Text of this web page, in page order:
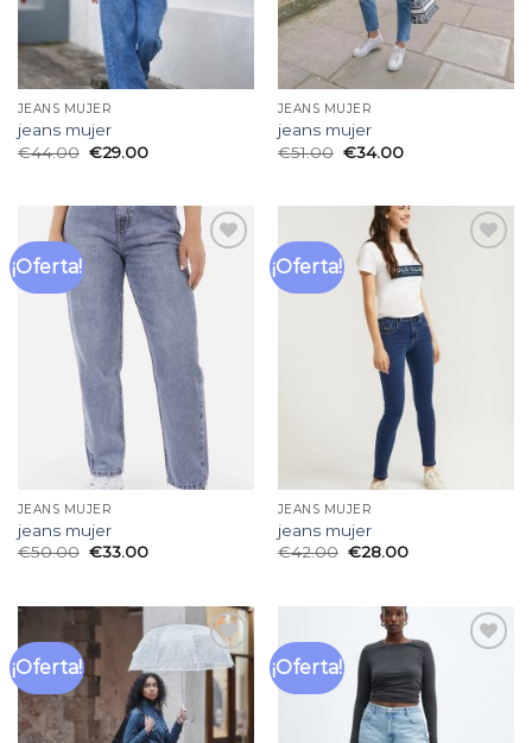
JEANS MUJER
jeans mujer
€44.00 €29.00
JEANS MUJER
jeans mujer
€51.00 €34.00
¡Oferta!
Añadir
JEANS MUJER
jeans mujer
€50.00 €33.00
¡Oferta!
JEANS MUJER
jeans mujer
€42.00 €28.00
¡Oferta!
Añadir
a la
lista
de
deseos
¡Oferta!